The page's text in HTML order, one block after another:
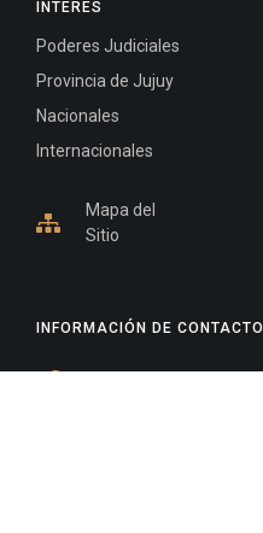
INFORMACIÓN DE CONTACTO
INTERÉS
Poderes Judiciales
Provincia de Jujuy
Nacionales
Internacionales
Mapa del
Sitio